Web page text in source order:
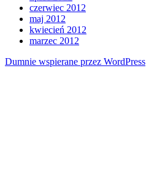
czerwiec 2012
maj 2012
kwiecień 2012
marzec 2012
Dumnie wspierane przez WordPress